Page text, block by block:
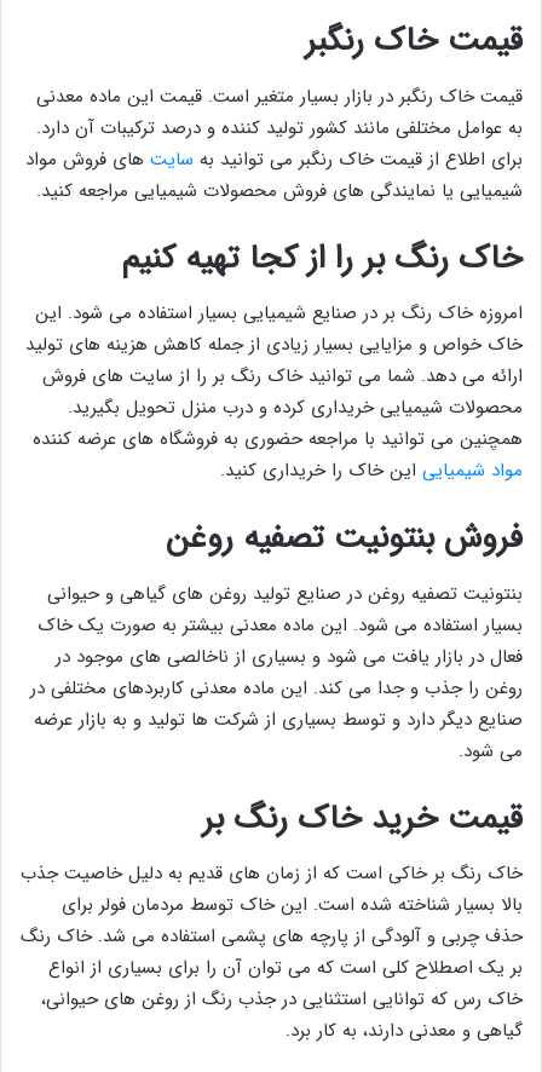
قیمت خاک رنگبر
قیمت خاک رنگبر در بازار بسیار متغیر است. قیمت این ماده معدنی
به عوامل مختلفی مانند کشور تولید کننده و درصد ترکیبات آن دارد.
برای اطلاع از قیمت خاک رنگبر می توانید به سایت های فروش مواد
شیمیایی یا نمایندگی های فروش محصولات شیمیایی مراجعه کنید.
خاک رنگ بر را از کجا تهیه کنیم
امروزه خاک رنگ بر در صنایع شیمیایی بسیار استفاده می شود. این
خاک خواص و مزایایی بسیار زیادی از جمله کاهش هزینه های تولید
ارائه می دهد. شما می توانید خاک رنگ بر را از سایت های فروش
محصولات شیمیایی خریداری کرده و درب منزل تحویل بگیرید.
همچنین می توانید با مراجعه حضوری به فروشگاه های عرضه کننده
مواد شیمیایی این خاک را خریداری کنید.
فروش بنتونیت تصفیه روغن
بنتونیت تصفیه روغن در صنایع تولید روغن های گیاهی و حیوانی
بسیار استفاده می شود. این ماده معدنی بیشتر به صورت یک خاک
فعال در بازار یافت می شود و بسیاری از ناخالصی های موجود در
روغن را جذب و جدا می کند. این ماده معدنی کاربردهای مختلفی در
صنایع دیگر دارد و توسط بسیاری از شرکت ها تولید و به بازار عرضه
می شود.
قیمت خرید خاک رنگ بر
خاک رنگ بر خاکی است که از زمان های قدیم به دلیل خاصیت جذب
بالا بسیار شناخته شده است. این خاک توسط مردمان فولر برای
حذف چربی و آلودگی از پارچه های پشمی استفاده می شد. خاک رنگ
بر یک اصطلاح کلی است که می توان آن را برای بسیاری از انواع
خاک رس که توانایی استثنایی در جذب رنگ از روغن های حیوانی،
گیاهی و معدنی دارند، به کار برد.